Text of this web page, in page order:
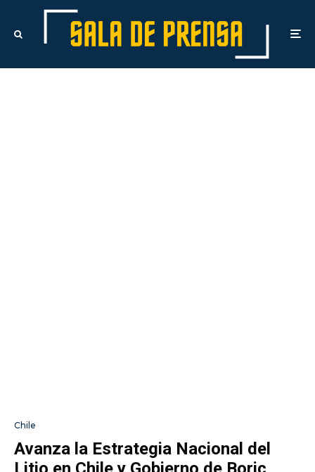
Chile
Avanza la Estrategia Nacional del